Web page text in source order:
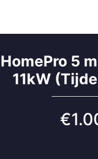
HomePro 5
11kW